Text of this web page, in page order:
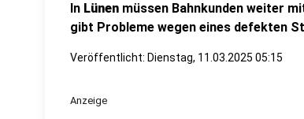
In Lünen müssen Bahnkunden weiter
gibt Probleme wegen eines defekten
Veröffentlicht: Dienstag, 11.03.2025 05:15
Anzeige